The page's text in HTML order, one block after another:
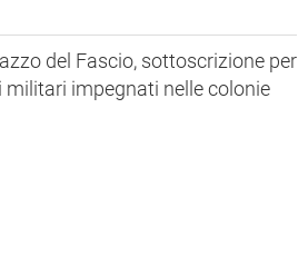
del Fascio, sottoscrizione per
militari impegnati nelle colonie